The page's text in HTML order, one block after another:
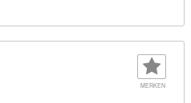
MERKEN